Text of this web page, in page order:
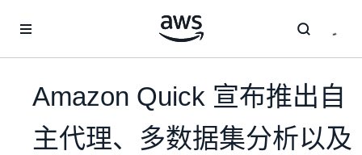
Amazon Quick 宣布推出自
主代理、多数据集分析以及